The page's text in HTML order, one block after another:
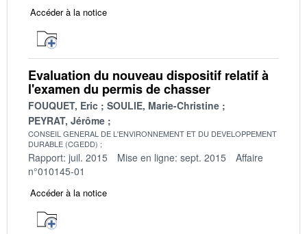
Accéder à la notice
Evaluation du nouveau dispositif relatif à
l'examen du permis de chasser
FOUQUET, Eric
SOULIE, Marie-Christine
PEYRAT, Jérôme
CONSEIL GENERAL DE L'ENVIRONNEMENT ET DU DEVELOPPEMENT
DURABLE (CGEDD)
Rapport: juil. 2015 Mise en ligne: sept. 2015
Affaire
n°010145-01
Accéder à la notice